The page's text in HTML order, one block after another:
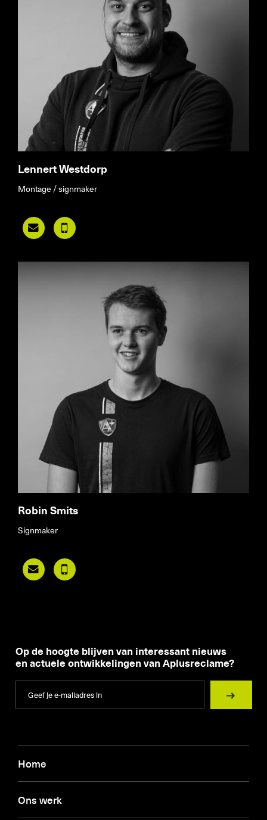
Lennert Westdorp
Montage / signmaker
 
Robin Smits
Signmaker
 
Op de hoogte blijven van interessant nieuws
en actuele ontwikkelingen van Aplusreclame?
Home
Ons werk